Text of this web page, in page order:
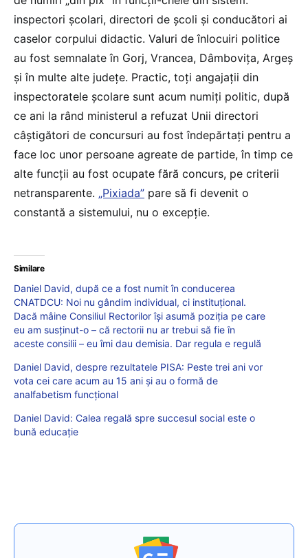
inspectori școlari, directori de școli și conducători ai
caselor corpului didactic. Valuri de înlocuiri politice
au fost semnalate în Gorj, Vrancea, Dâmbovița, Argeș
și în multe alte județe. Practic, toți angajații din
inspectoratele școlare sunt acum numiți politic, după
ce ani la rând ministerul a refuzat Unii directori
câștigători de concursuri au fost îndepărtați pentru a
face loc unor persoane agreate de partide, în timp ce
alte funcții au fost ocupate fără concurs, pe criterii
netransparente. „Pixiada” pare să fi devenit o
constantă a sistemului, nu o excepție.
Similare
Daniel David, după ce a fost numit în conducerea
CNATDCU: Noi nu gândim individual, ci instituțional.
Dacă mâine Consiliul Rectorilor își asumă poziția pe care
eu am susținut-o – că rectorii nu ar trebui să fie în
aceste consilii – eu îmi dau demisia. Dar regula e regulă
Daniel David, despre rezultatele PISA: Peste trei ani vor
vota cei care acum au 15 ani și au o formă de
analfabetism funcțional
Daniel David: Calea regală spre succesul social este o
bună educație